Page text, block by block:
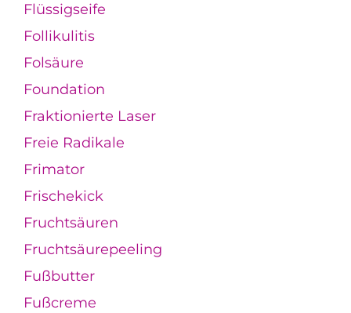
Flüssigseife
Follikulitis
Folsäure
Foundation
Fraktionierte Laser
Freie Radikale
Frimator
Frischekick
Fruchtsäuren
Fruchtsäurepeeling
Fußbutter
Fußcreme